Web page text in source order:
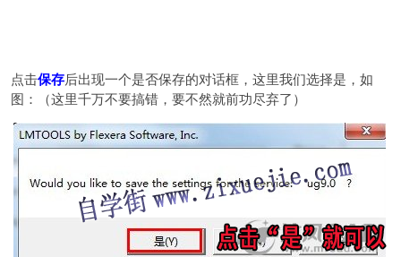
点击保存后出现一个是否保存的对话框，这里我们选择是，如
图：（这里千万不要搞错，要不然就前功尽弃了）